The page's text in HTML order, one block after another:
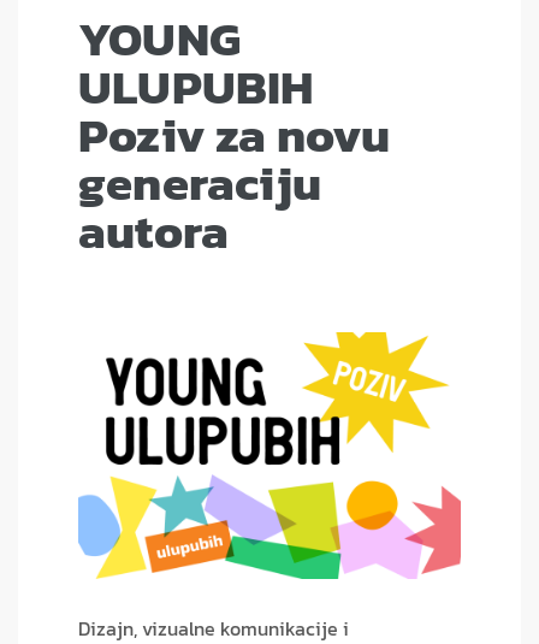
YOUNG
ULUPUBIH
Poziv za novu
generaciju
autora
Dizajn, vizualne komunikacije i